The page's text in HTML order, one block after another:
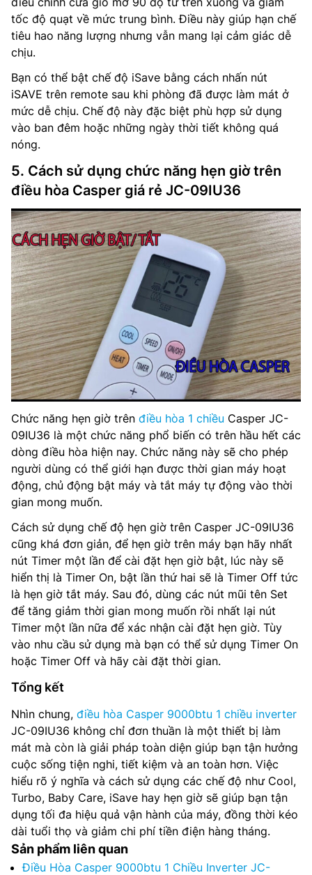
tốc độ quạt về mức trung bình. Điều này giúp hạn chế
tiêu hao năng lượng nhưng vẫn mang lại cảm giác dễ
chịu.
Bạn có thể bật chế độ iSave bằng cách nhấn nút
iSAVE trên remote sau khi phòng đã được làm mát ở
mức dễ chịu. Chế độ này đặc biệt phù hợp sử dụng
vào ban đêm hoặc những ngày thời tiết không quá
nóng.
5. Cách sử dụng chức năng hẹn giờ trên
điều hòa Casper giá rẻ JC-09IU36
Chức năng hẹn giờ trên điều hòa 1 chiều Casper JC-
09IU36 là một chức năng phổ biến có trên hầu hết các
dòng điều hòa hiện nay. Chức năng này sẽ cho phép
người dùng có thể giới hạn được thời gian máy hoạt
động, chủ động bật máy và tắt máy tự động vào thời
gian mong muốn.
Cách sử dụng chế độ hẹn giờ trên Casper JC-09IU36
cũng khá đơn giản, để hẹn giờ trên máy bạn hãy nhất
nút Timer một lần để cài đặt hẹn giờ bật, lúc này sẽ
hiển thị là Timer On, bật lần thứ hai sẽ là Timer Off tức
là hẹn giờ tắt máy. Sau đó, dùng các nút mũi tên Set
để tăng giảm thời gian mong muốn rồi nhất lại nút
Timer một lần nữa để xác nhận cài đặt hẹn giờ. Tùy
vào nhu cầu sử dụng mà bạn có thể sử dụng Timer On
hoặc Timer Off và hãy cài đặt thời gian.
Tổng kết
Nhìn chung, điều hòa Casper 9000btu 1 chiều inverter
JC-09IU36 không chỉ đơn thuần là một thiết bị làm
mát mà còn là giải pháp toàn diện giúp bạn tận hưởng
cuộc sống tiện nghi, tiết kiệm và an toàn hơn. Việc
hiểu rõ ý nghĩa và cách sử dụng các chế độ như Cool,
Turbo, Baby Care, iSave hay hẹn giờ sẽ giúp bạn tận
dụng tối đa hiệu quả vận hành của máy, đồng thời kéo
dài tuổi thọ và giảm chi phí tiền điện hàng tháng.
Sản phẩm liên quan
Điều Hòa Casper 9000btu 1 Chiều Inverter JC-